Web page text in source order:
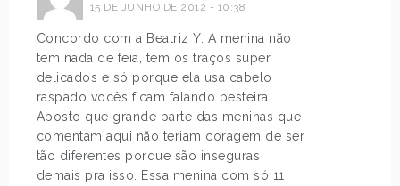
15 DE JUNHO DE 2012 - 10:38
Concordo com a Beatriz Y. A menina não
tem nada de feia, tem os traços super
delicados e só porque ela usa cabelo
raspado vocês ficam falando besteira.
Aposto que grande parte das meninas que
comentam aqui não teriam coragem de ser
tão diferentes porque são inseguras
demais pra isso. Essa menina com só 11